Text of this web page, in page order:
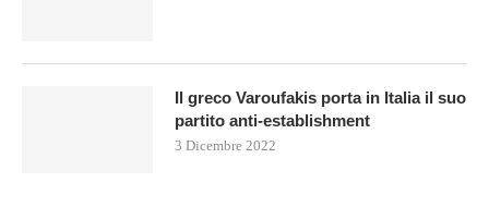
Il greco Varoufakis porta in Italia il suo
partito anti-establishment
3 Dicembre 2022